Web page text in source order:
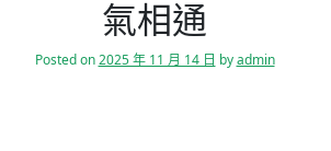
氣相通
Posted on2025 年 11 月 14 日 byadmin